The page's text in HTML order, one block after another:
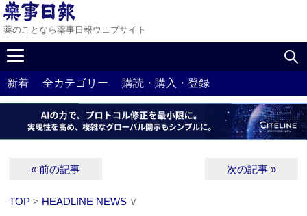
薬のことなら薬事日報ウェブサイト
新着 全カテゴリー 購読・購入・登録
« 前の記事 次の記事 »
TOP > HEADLINE NEWS ∨